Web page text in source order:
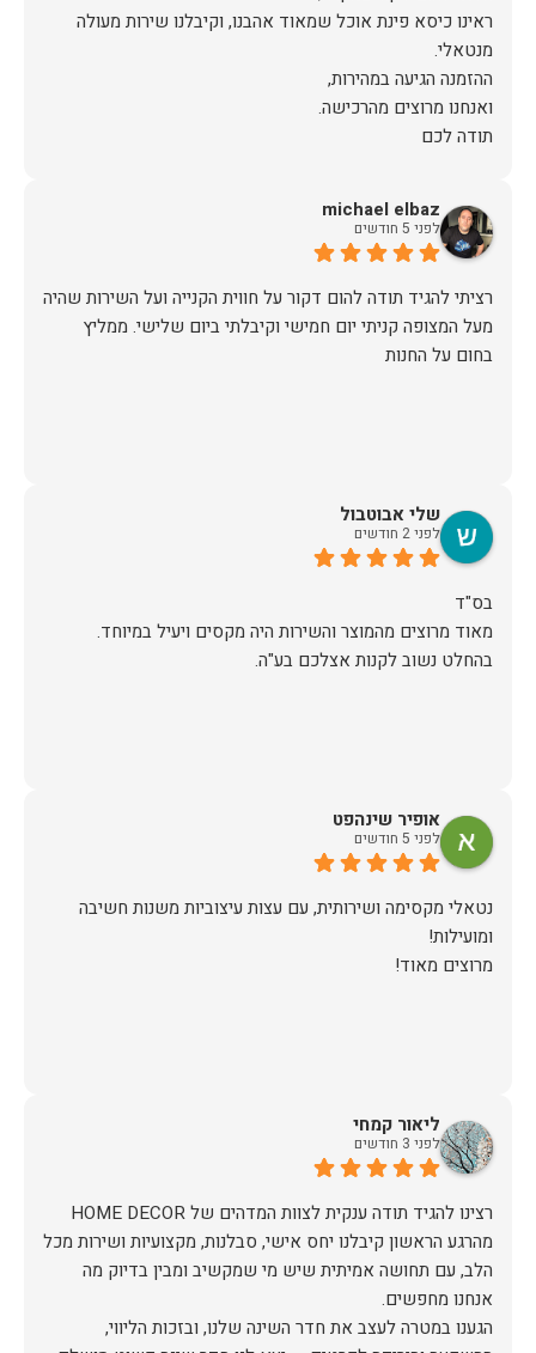
ראינו כיסא פינת אוכל שמאוד אהבנו, וקיבלנו שירות מעולה
תודה לכם
michael elbaz
לפני 5 חודשים
רציתי להגיד תודה להום דקור על חווית הקנייה ועל השירות שהיה
מעל המצופה קניתי יום חמישי וקיבלתי ביום שלישי. ממליץ
בחום על החנות
שלי אבוטבול
לפני 2 חודשים
מאוד מרוצים מהמוצר והשירות היה מקסים ויעיל במיוחד.
בהחלט נשוב לקנות אצלכם בע"ה.
אופיר שינהפט
לפני 5 חודשים
נטאלי מקסימה ושירותית, עם עצות עיצוביות משנות חשיבה
מרוצים מאוד!
ליאור קמחי
לפני 3 חודשים
מהרגע הראשון קיבלנו יחס אישי, סבלנות, מקצועיות ושירות מכל
הלב, עם תחושה אמיתית שיש מי שמקשיב ומבין בדיוק מה
הגענו במטרה לעצב את חדר השינה שלנו, ובזכות הליווי,